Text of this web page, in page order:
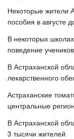
Некоторые жители
пособия в августе
В некоторых
поведение учеников
В Астраханской
лекарственного
Астраханские
центральные
В Астраханской
3 тысячи жителей